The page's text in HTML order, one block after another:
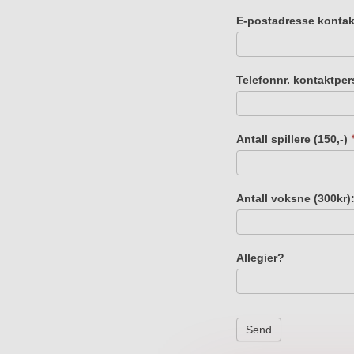
E-postadresse
Telefonnr.
Antall spillere (150,-)
Antall voksne (300kr):
Allegier?
Send